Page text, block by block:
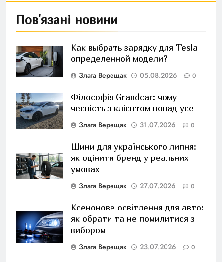
Пов'язані новини
Как выбрать зарядку для Tesla
определенной модели?
Злата Верещак 05.08.2026 0
Філософія Grandcar: чому
чесність з клієнтом понад усе
Злата Верещак 31.07.2026 0
Шини для українського липня:
як оцінити бренд у реальних
умовах
Злата Верещак 27.07.2026 0
Ксенонове освітлення для авто:
як обрати та не помилитися з
вибором
Злата Верещак 23.07.2026 0